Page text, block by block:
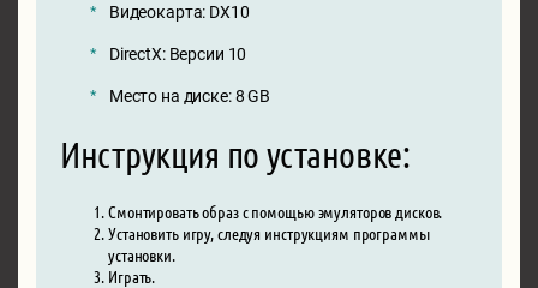
Видеокарта: DX10
DirectX: Версии 10
Место на диске: 8 GB
Инструкция по установке:
Смонтировать образ с помощью эмуляторов дисков.
Установить игру, следуя инструкциям программы
установки.
Играть.